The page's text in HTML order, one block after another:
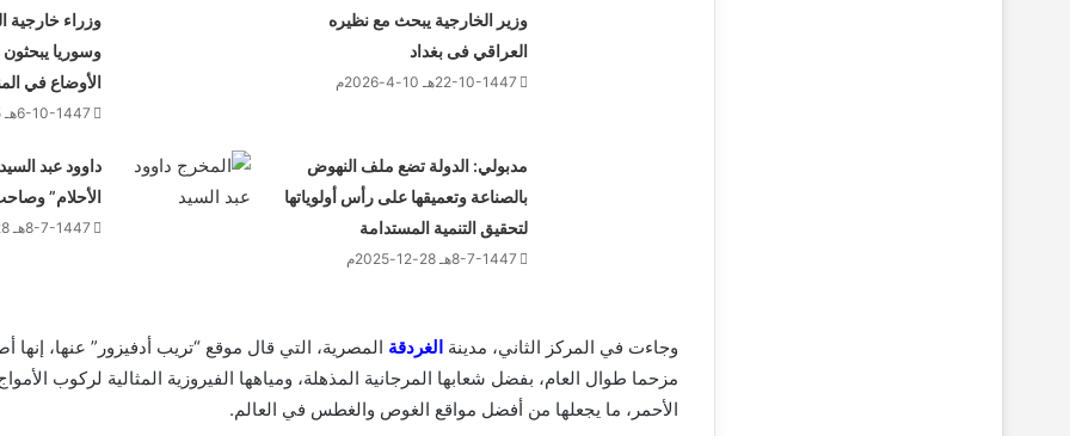
وزير الخارجية يبحث مع نظيره
العراقي فى بغداد
22-10-1447هـ 10-4-2026م
وزراء خارجية
وسوريا
الأوضاع في
6-10-1447هـ 25-3-2026م
مدبولي: الدولة تضع ملف النهوض
بالصناعة وتعميقها على رأس أولوياتها
لتحقيق التنمية المستدامة
8-7-1447هـ 28-12-2025م
داوود عبد
الأحلام”
8-7-1447هـ 28-12-2025م
وجاءت في المركز الثاني، مدينة الغردقة المصرية، التي قال موقع “تريب أدفيزور” عنها، إنها
مزحما طوال العام، بفضل شعابها المرجانية المذهلة، ومياهها الفيروزية المثالية لركوب
الأحمر، ما يجعلها من أفضل مواقع الغوص والغطس في العالم.